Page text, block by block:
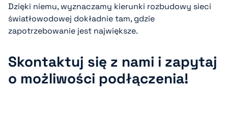
Dzięki niemu, wyznaczamy kierunki rozbudowy sieci
światłowodowej dokładnie tam, gdzie
zapotrzebowanie jest największe.
Skontaktuj się z nami i zapytaj
o możliwości podłączenia!